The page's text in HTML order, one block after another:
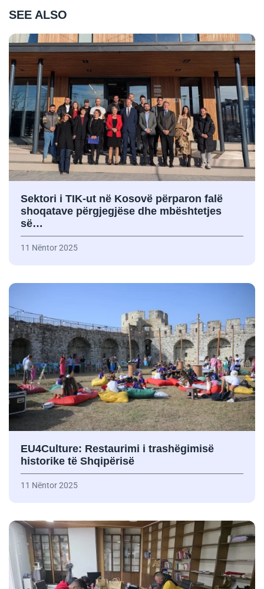
SEE ALSO
Sektori i TIK-ut në Kosovë përparon falë
shoqatave përgjegjëse dhe mbështetjes
së…
11 Nëntor 2025
EU4Culture: Restaurimi i trashëgimisë
historike të Shqipërisë
11 Nëntor 2025